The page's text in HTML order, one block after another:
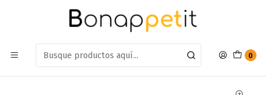
0
Estamos en: Antumalal 612, Quilicura Míranos en Maps
Limador de Uña Pro Nail File